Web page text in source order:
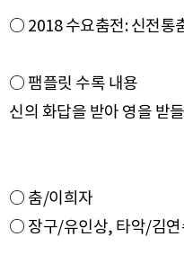
○ 2018 수요춤전: 신전통
○ 팸플릿 수록 내용
○ 춤/이희자